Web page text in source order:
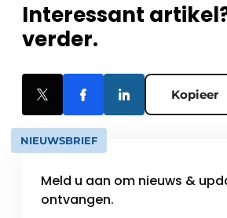
Interessant
verder.
Kopieer
NIEUWSBRIEF
Meld u aan om nieuws &
ontvangen.